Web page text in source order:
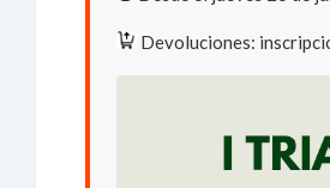
Devoluciones: